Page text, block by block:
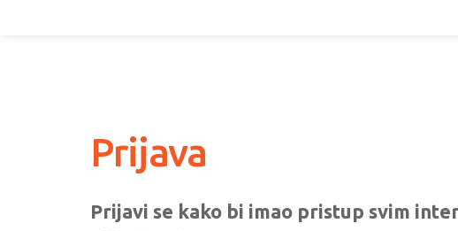
Prijava
Prijavi se kako bi imao pristup svim